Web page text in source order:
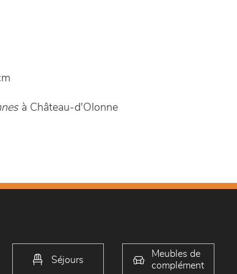
à Château-d'Olonne
Séjours
Meubles de
complément